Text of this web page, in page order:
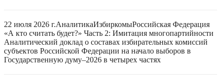
22 июля 2026 г.АналитикаИзбиркомыРоссийская Федерация
«А кто считать будет?» Часть 2: Имитация многопартийности
Аналитический доклад о составах избирательных комиссий
субъектов Российской Федерации на начало выборов в
Государственную думу–2026 в четырех частях